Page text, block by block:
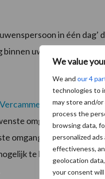
We value
We and our 4
technologies to
may store and/
process the
browsing data,
personalized
effectiveness,
geolocation
your consent will
in één dag’
binnen uw
omgangsvormen,
omgangsvormen te
te beperken.